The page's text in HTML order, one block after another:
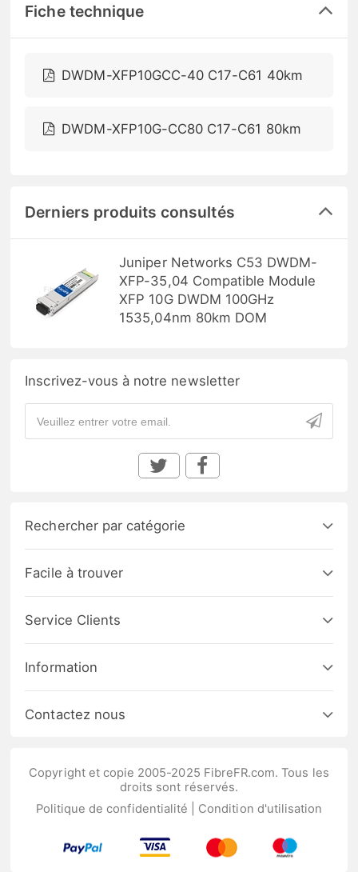
Fiche technique
DWDM-XFP10GCC-40 C17-C61 40km
DWDM-XFP10G-CC80 C17-C61 80km
Derniers produits consultés
Juniper Networks C53 DWDM-
XFP-35,04 Compatible Module
XFP 10G DWDM 100GHz
1535,04nm 80km DOM
Inscrivez-vous à notre newsletter
Rechercher par catégorie
Facile à trouver
Service Clients
Information
Contactez nous
Copyright et copie 2005-2025 FibreFR.com. Tous les
droits sont réservés.
Politique de confidentialité
Condition d'utilisation